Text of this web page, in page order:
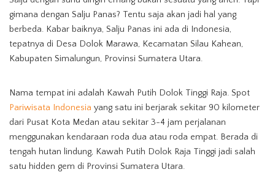
gimana dengan Salju Panas? Tentu saja akan jadi hal yang
berbeda. Kabar baiknya, Salju Panas ini ada di Indonesia,
tepatnya di Desa Dolok Marawa, Kecamatan Silau Kahean,
Kabupaten Simalungun, Provinsi Sumatera Utara.
Nama tempat ini adalah Kawah Putih Dolok Tinggi Raja. Spot
Pariwisata Indonesia yang satu ini berjarak sekitar 90 kilometer
dari Pusat Kota Medan atau sekitar 3-4 jam perjalanan
menggunakan kendaraan roda dua atau roda empat. Berada di
tengah hutan lindung, Kawah Putih Dolok Raja Tinggi jadi salah
satu hidden gem di Provinsi Sumatera Utara.